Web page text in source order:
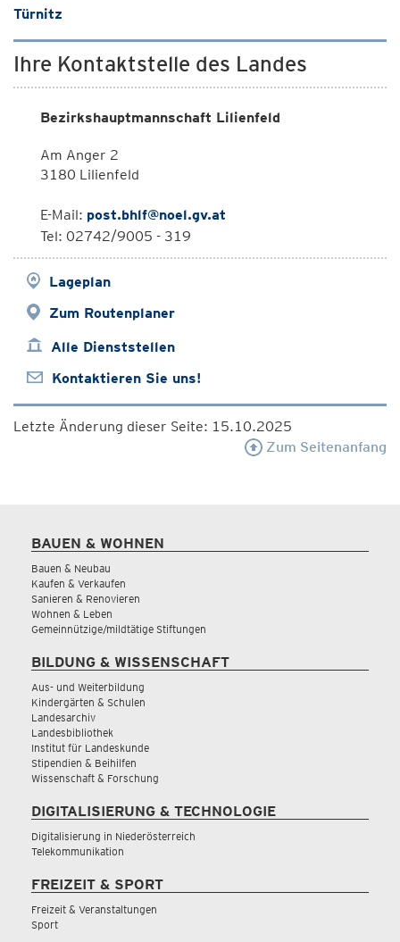
Türnitz
Ihre Kontaktstelle des Landes
Bezirkshauptmannschaft Lilienfeld
Am Anger 2
3180 Lilienfeld
E-Mail: post.bhlf@noel.gv.at
Tel: 02742/9005 - 319
Lageplan
Zum Routenplaner
Alle Dienststellen
Kontaktieren Sie uns!
Letzte Änderung dieser Seite: 15.10.2025
Zum Seitenanfang
BAUEN & WOHNEN
Bauen & Neubau
Kaufen & Verkaufen
Sanieren & Renovieren
Wohnen & Leben
Gemeinnützige/mildtätige Stiftungen
BILDUNG & WISSENSCHAFT
Aus- und Weiterbildung
Kindergärten & Schulen
Landesarchiv
Landesbibliothek
Institut für Landeskunde
Stipendien & Beihilfen
Wissenschaft & Forschung
DIGITALISIERUNG & TECHNOLOGIE
Digitalisierung in Niederösterreich
Telekommunikation
FREIZEIT & SPORT
Freizeit & Veranstaltungen
Sport